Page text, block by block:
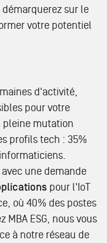
sur le
votre potentiel
d'activité,
pour votre
pleine mutation
profils tech : 35%
une demande
pour l'IoT
où 40% des postes
ESG, nous vous
à notre réseau de